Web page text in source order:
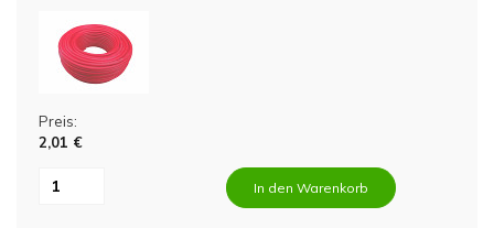
Preis:
2,01 €
In den Warenkorb